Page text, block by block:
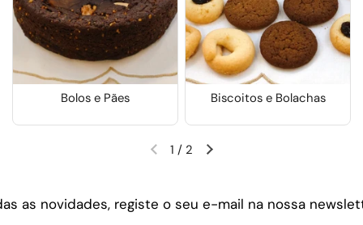
Bolos e Pães Biscoitos e Bolachas
Slide anteriorPróximo slide
1 / 2
registe o seu e-mail na nossa newsletter